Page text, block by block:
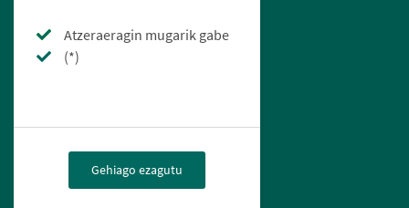
Atzeraeragin mugarik gabe
(*)
Gehiago ezagutu